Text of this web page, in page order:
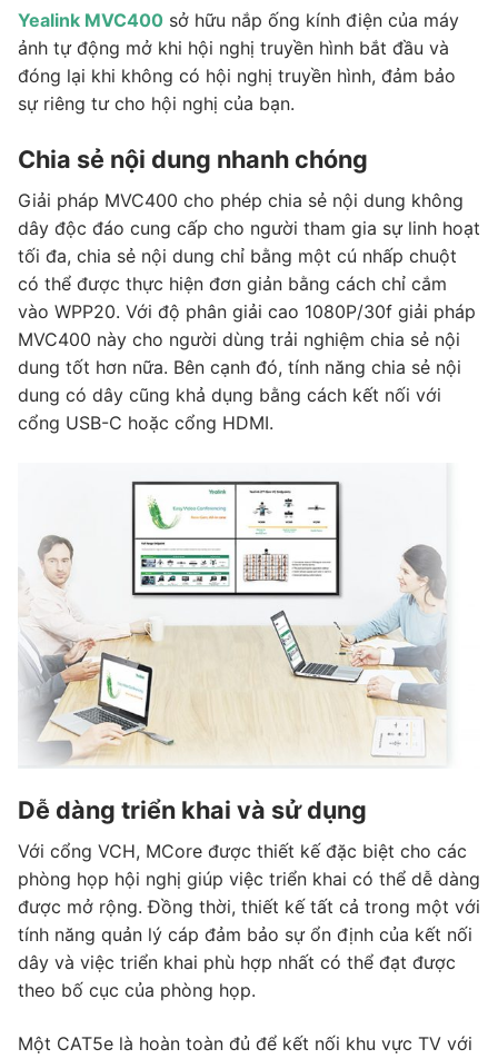
Yealink MVC400 sở hữu nắp ống kính điện của máy
ảnh tự động mở khi hội nghị truyền hình bắt đầu và
đóng lại khi không có hội nghị truyền hình, đảm bảo
sự riêng tư cho hội nghị của bạn.
Chia sẻ nội dung nhanh chóng
Giải pháp MVC400 cho phép chia sẻ nội dung không
dây độc đáo cung cấp cho người tham gia sự linh hoạt
tối đa, chia sẻ nội dung chỉ bằng một cú nhấp chuột
có thể được thực hiện đơn giản bằng cách chỉ cắm
vào WPP20. Với độ phân giải cao 1080P/30f giải pháp
MVC400 này cho người dùng trải nghiệm chia sẻ nội
dung tốt hơn nữa. Bên cạnh đó, tính năng chia sẻ nội
dung có dây cũng khả dụng bằng cách kết nối với
cổng USB-C hoặc cổng HDMI.
Dễ dàng triển khai và sử dụng
Với cổng VCH, MCore được thiết kế đặc biệt cho các
phòng họp hội nghị giúp việc triển khai có thể dễ dàng
được mở rộng. Đồng thời, thiết kế tất cả trong một với
tính năng quản lý cáp đảm bảo sự ổn định của kết nối
dây và việc triển khai phù hợp nhất có thể đạt được
theo bố cục của phòng họp.
Một CAT5e là hoàn toàn đủ để kết nối khu vực TV với